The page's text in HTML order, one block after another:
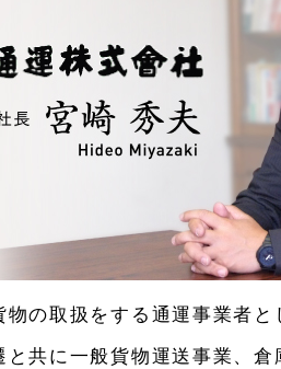
の取扱をする通運事業者と
と共に一般貨物運送事業、